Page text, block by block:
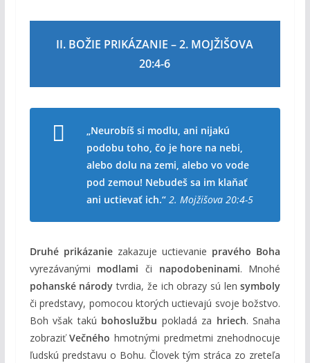
II. BOŽIE PRIKÁZANIE – 2. MOJŽIŠOVA
20:4-6
„Neurobíš si modlu, ani nijakú
podobu toho, čo je hore na nebi,
alebo dolu na zemi, alebo vo vode
pod zemou! Nebudeš sa im klaňať
ani uctievať ich.“ 2. Mojžišova 20:4-5
Druhé prikázaniezakazuje uctievanie pravého Boha
vyrezávanými modlami či napodobeninami. Mnohé
pohanské národy tvrdia, že ich obrazy sú lensymboly
či predstavy, pomocou ktorých uctievajú svoje božstvo.
Boh však takú bohoslužbu pokladá za hriech. Snaha
zobraziťVečného hmotnými predmetmi znehodnocuje
ľudskú predstavu o Bohu. Človek tým stráca zo zreteľa